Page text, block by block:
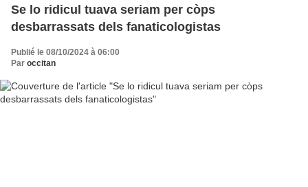
Se lo ridicul tuava seriam per còps
desbarrassats dels fanaticologistas
Publié le 08/10/2024 à 06:00
Par occitan